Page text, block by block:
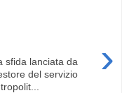
›
sfida lanciata da
del servizio